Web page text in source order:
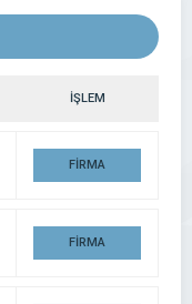
İŞLEM
FİRMA
FİRMA